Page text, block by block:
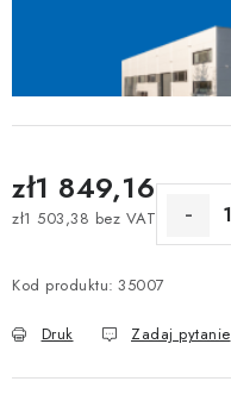
zł1 849,16
zł1 503,38 bez VAT
Kod produktu: 35007
Druk Zadaj pytanie